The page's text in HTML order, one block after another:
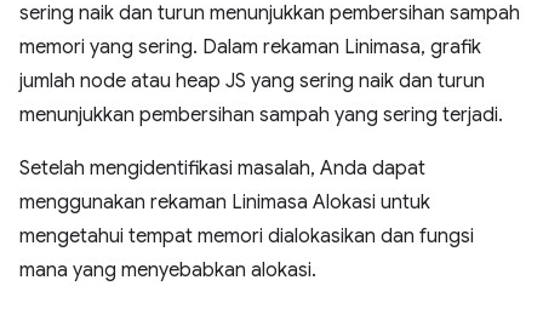
sering naik dan turun menunjukkan pembersihan sampah
memori yang sering. Dalam rekaman Linimasa, grafik
jumlah node atau heap JS yang sering naik dan turun
menunjukkan pembersihan sampah yang sering terjadi.
Setelah mengidentifikasi masalah, Anda dapat
menggunakan rekaman Linimasa Alokasi untuk
mengetahui tempat memori dialokasikan dan fungsi
mana yang menyebabkan alokasi.